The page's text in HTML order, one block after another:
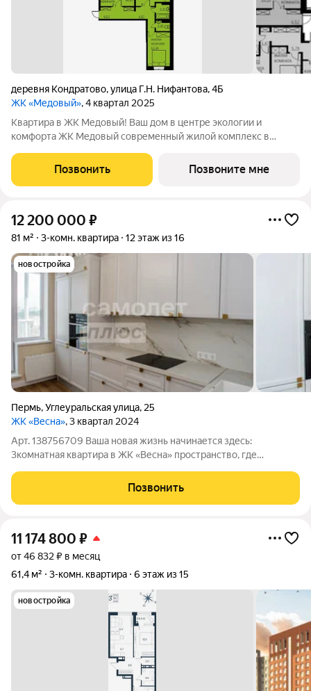
деревня Кондратово,улица Г.Н. Нифантова,4Б
ЖК «Медовый», 4 квартал 2025
Квартира в ЖK Медовый! Ваш дом в центре экологии и
комфорта ЖК Медовый современный жилой комплекс в
нескольких шагах от мкр. Парковый. Наслаждайтесь
живописными видами на реку Мулянку и
Позвонить Позвоните мне
12 200 000 ₽
81 м² 3-комн. квартира 12 этаж из 16
новостройка
Пермь,Углеуральская улица, 25
ЖК «Весна», 3 квартал 2024
Арт. 138756709 Ваша новая жизнь начинается здесь:
3комнатная квартира в ЖК «Весна» пространство, где
планировка с изолированными комнатами: каждый член семьи
получит свою зону уединения, а общая
Позвонить
11 174 800 ₽
от 46 832 ₽ в месяц
61,4 м²
3-комн. квартира 6 этаж из 15
новостройка